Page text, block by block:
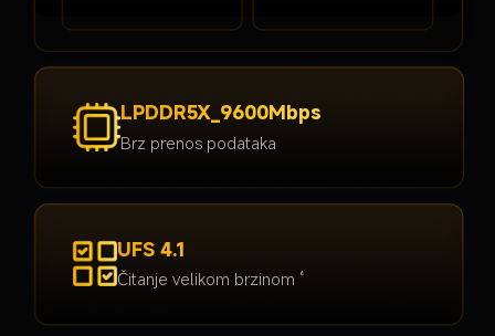
LPDDR5X_9600Mbps
Brz prenos podataka
UFS 4.1
Čitanje velikom brzinom 6